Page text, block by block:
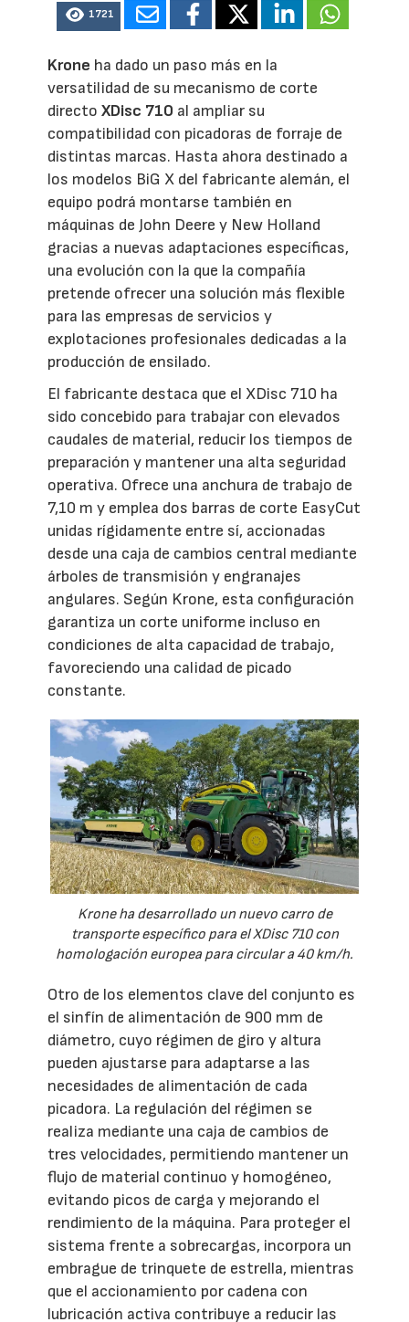
1721
Krone ha dado un paso más en la
versatilidad de su mecanismo de corte
directoXDisc 710 al ampliar su
compatibilidad con picadoras de forraje de
distintas marcas. Hasta ahora destinado a
los modelos BiG X del fabricante alemán, el
equipo podrá montarse también en
máquinas de John Deere y New Holland
gracias a nuevas adaptaciones específicas,
una evolución con la que la compañía
pretende ofrecer una solución más flexible
para las empresas de servicios y
explotaciones profesionales dedicadas a la
producción de ensilado.
El fabricante destaca que el XDisc 710 ha
sido concebido para trabajar con elevados
caudales de material, reducir los tiempos de
preparación y mantener una alta seguridad
operativa. Ofrece una anchura de trabajo de
7,10 m y emplea dos barras de corte EasyCut
unidas rígidamente entre sí, accionadas
desde una caja de cambios central mediante
árboles de transmisión y engranajes
angulares. Según Krone, esta configuración
garantiza un corte uniforme incluso en
condiciones de alta capacidad de trabajo,
favoreciendo una calidad de picado
constante.
Krone ha desarrollado un nuevo carro de
transporte específico para el XDisc 710 con
homologación europea para circular a 40 km/h.
Otro de los elementos clave del conjunto es
el sinfín de alimentación de 900 mm de
diámetro, cuyo régimen de giro y altura
pueden ajustarse para adaptarse a las
necesidades de alimentación de cada
picadora. La regulación del régimen se
realiza mediante una caja de cambios de
tres velocidades, permitiendo mantener un
flujo de material continuo y homogéneo,
evitando picos de carga y mejorando el
rendimiento de la máquina. Para proteger el
sistema frente a sobrecargas, incorpora un
embrague de trinquete de estrella, mientras
que el accionamiento por cadena con
lubricación activa contribuye a reducir las